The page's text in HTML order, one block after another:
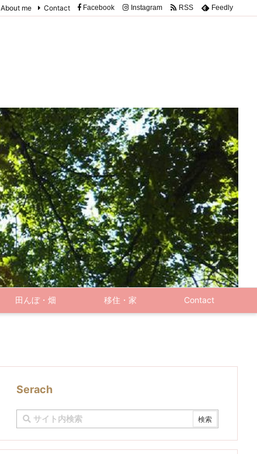
田んぼ・畑 移住・家 Contact
About me Contact Facebook Instagram RSS Feedly
Serach